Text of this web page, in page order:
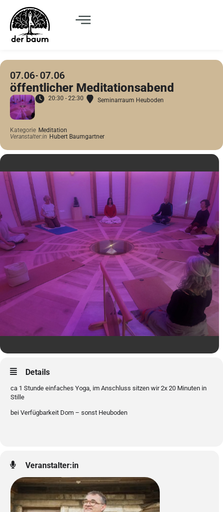
07.06 07.06
öffentlicher Meditationsabend
20:30 - 22:30 Seminarraum Heuboden
Kategorie Meditation
Veranstalter:in Hubert Baumgartner
Details
ca 1 Stunde einfaches Yoga, im Anschluss sitzen wir 2x 20 Minuten in
Stille
bei Verfügbarkeit Dom – sonst Heuboden
Veranstalter:in